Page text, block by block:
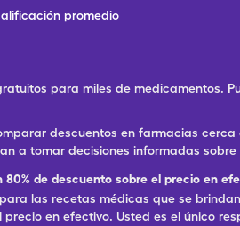
promedio
para miles de medicamentos.
descuentos en farmacias
a tomar decisiones informadas sobre
de descuento sobre el precio en
las recetas médicas que se
en efectivo. Usted es el único